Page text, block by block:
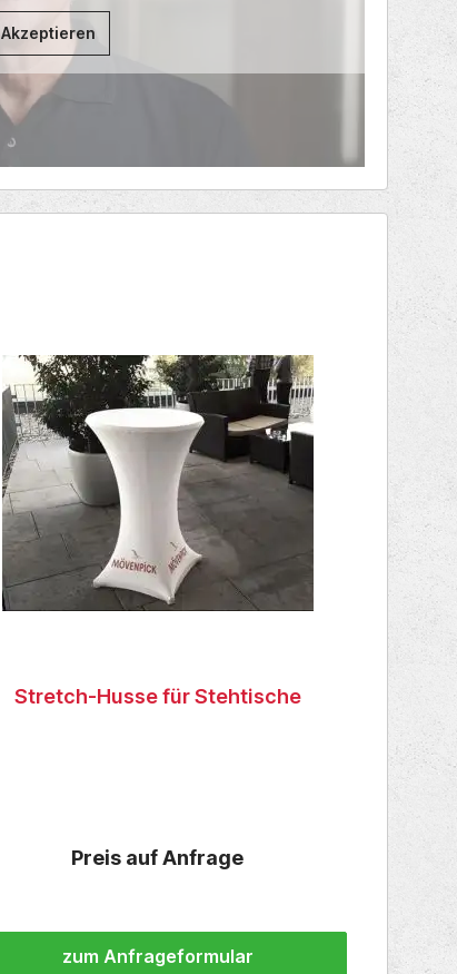
Akzeptieren
Stretch-Husse für Stehtische
Preis auf Anfrage
zum Anfrageformular